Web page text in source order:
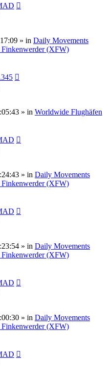
» in Daily Movements
(XFW)
» in Worldwide Flughäfen
» in Daily Movements
(XFW)
» in Daily Movements
(XFW)
» in Daily Movements
(XFW)